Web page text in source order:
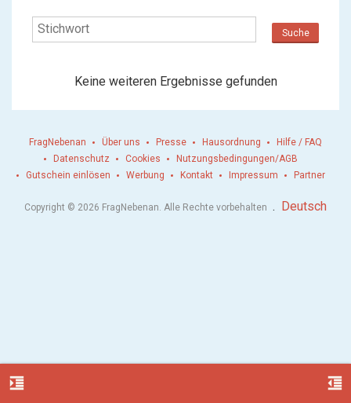
Suche
Keine weiteren Ergebnisse gefunden
format_indent_increase format_indent_decrease
FragNebenan Über uns Presse Hausordnung
Hilfe / FAQ
Datenschutz
Cookies
Nutzungsbedingungen/AGB
Gutschein einlösen
Werbung Kontakt Impressum Partner
Copyright © 2026 FragNebenan. Alle Rechte vorbehalten . Deutsch